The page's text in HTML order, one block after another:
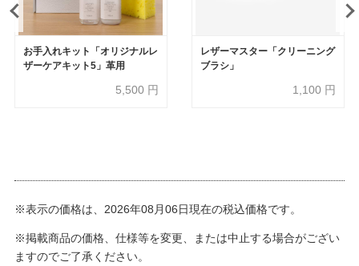
お手入れキット「オリジナルレ
ザーケアキット5」革用
5,500 円
レザーマスター「クリーニング
ブラシ」
1,100 円
※表示の価格は、2026年08月06日現在の税込価格です。
※掲載商品の価格、仕様等を変更、または中止する場合がござい
ますのでご了承ください。